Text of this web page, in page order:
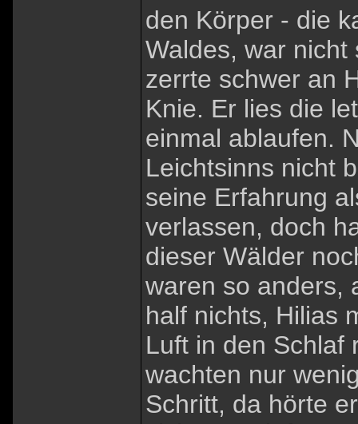
den Körper - die
Waldes, war
zerrte schwer an
Knie. Er lies die
einmal ablaufen.
Leichtsinns nicht
seine Erfahrung
verlassen, doch
dieser Wälder
waren so anders,
half nichts, Hilias
Luft in den Schlaf
wachten nur
Schritt, da hörte